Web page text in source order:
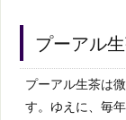
プーアル
プーアル生茶は
す。ゆえに、毎